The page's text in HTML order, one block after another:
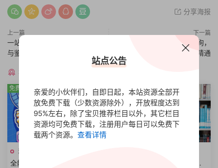
分享海报
上一篇
一站式手绘色彩指南，配色理论
与鉴赏操作
下一篇
如何用AI工具画一条狗，
Midjourney入门到精通
猜你喜欢
素质•技能
全能剪拍创作课程从零基础到
免费
Linux之Ubuntu实战课程零基
免费
站点公告
亲爱的小伙伴们，自即日起，本站资源全部开
放免费下载（少数资源除外），开放程度达到
95%左右，除了宝贝推荐栏目以外，其它栏目
资源均可免费下载，注册用户每日可以免费下
载两个资源。 查看详情